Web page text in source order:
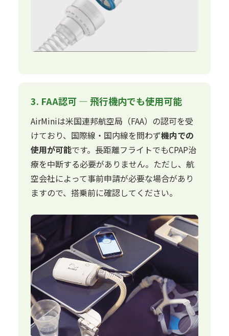
3. FAA認可 — 飛行機内でも使用可能
AirMiniは米国連邦航空局（FAA）の認可を受
けており、国際線・国内線を問わず機内での
使用が可能です。長距離フライトでもCPAP治
療を中断する必要がありません。ただし、航
空会社によって事前申請が必要な場合があり
ますので、搭乗前に確認してください。